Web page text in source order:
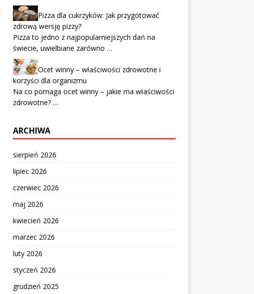
Pizza dla cukrzyków: Jak przygotować
zdrową wersję pizzy?
Pizza to jedno z najpopularniejszych dań na
świecie, uwielbiane zarówno …
Ocet winny – właściwości zdrowotne i
korzyści dla organizmu
Na co pomaga ocet winny – jakie ma właściwości
zdrowotne? …
ARCHIWA
sierpień 2026
lipiec 2026
czerwiec 2026
maj 2026
kwiecień 2026
marzec 2026
luty 2026
styczeń 2026
grudzień 2025